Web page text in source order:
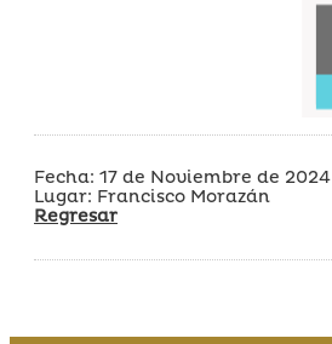
Fecha: 17 de Noviembre de 2024
Lugar: Francisco Morazán
Regresar